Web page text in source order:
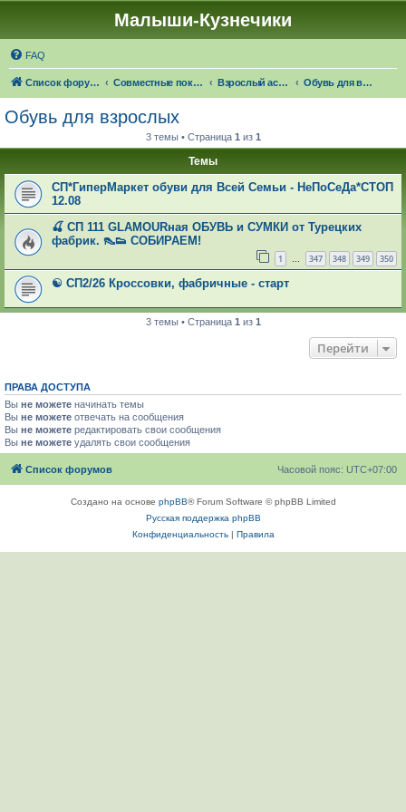
Малыши-Кузнечики
FAQ
Список форумов Совместные покупки "Малыши-Кузнечики" Взрослый ассортимент: 🍁☔🎓 ЧЕРЕЗ 21 ДЕНЬ НАСТУПИТ ОСЕНЬ! Обувь для взрослых
Обувь для взрослых
3 темы • Страница 1 из 1
Темы
СП*ГиперМаркет обуви для Всей Семьи - НеПоСеДа*СТОП
12.08
🍒 СП 111 GLAMOURная ОБУВЬ и СУМКИ от Турецких
фабрик. 👠👟 СОБИРАЕМ!
1 … 347 348 349 350
☯ СП2/26 Кроссовки, фабричные - старт
3 темы • Страница 1 из 1
Перейти
ПРАВА ДОСТУПА
Вы не можете начинать темы
Вы не можете отвечать на сообщения
Вы не можете редактировать свои сообщения
Вы не можете удалять свои сообщения
Список форумов Часовой пояс: UTC+07:00
Создано на основе phpBB® Forum Software © phpBB Limited
Русская поддержка phpBB
Конфиденциальность| Правила